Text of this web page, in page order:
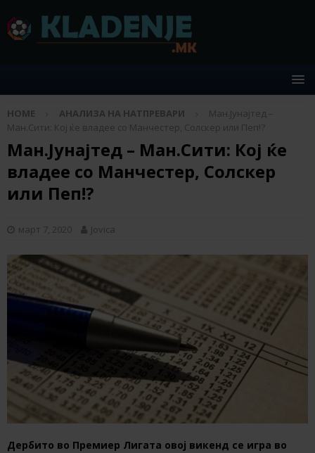
HOME АНАЛИЗА НА НАТПРЕВАРИ
Ман.Јунајтед –
Ман.Сити: Кој ќе владее со Манчестер, Солскер или Пеп!?
Ман.Јунајтед – Ман.Сити: Кој ќе
владее со Манчестер, Солскер
или Пеп!?
март 7, 2020 Jovica
Дербито во Премиер Лигата овој викенд се игра во